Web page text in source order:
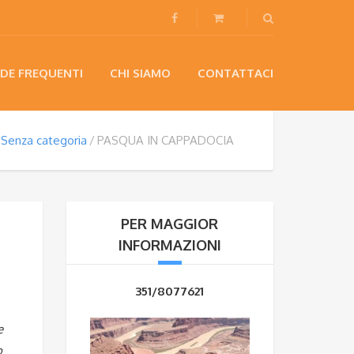
FREQUENTI CHI SIAMO CONTATTACI
Senza categoria PASQUA IN CAPPADOCIA
PER MAGGIOR
INFORMAZIONI
351/8077621